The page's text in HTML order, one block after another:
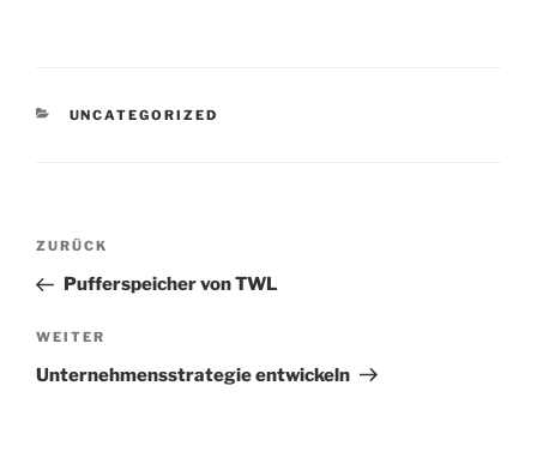
KATEGORIEN
UNCATEGORIZED
Beitrags-
Vorheriger
Beitrag
ZURÜCK
Pufferspeicher von TWL
Nächster
Beitrag
WEITER
Unternehmensstrategie entwickeln